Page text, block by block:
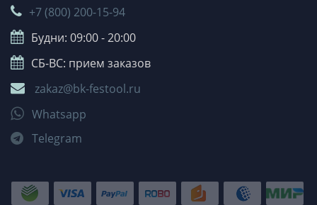
+7 (800) 200-15-94
Будни: 09:00 - 20:00
СБ-ВС: прием заказов
zakaz@bk-festool.ru
Whatsapp
Telegram